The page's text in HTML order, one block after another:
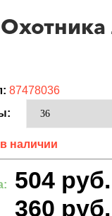
87478036
наличии
504 руб.
360 руб.